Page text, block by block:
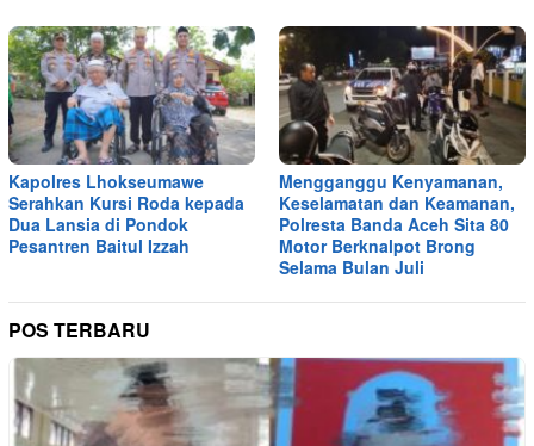
Kapolres Lhokseumawe
Serahkan Kursi Roda kepada
Dua Lansia di Pondok
Pesantren Baitul Izzah
Mengganggu Kenyamanan,
Keselamatan dan Keamanan,
Polresta Banda Aceh Sita 80
Motor Berknalpot Brong
Selama Bulan Juli
POS TERBARU